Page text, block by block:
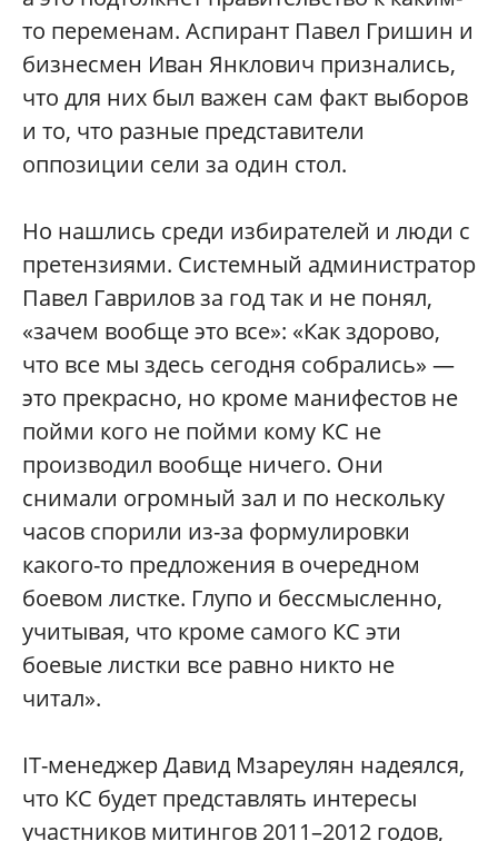
то переменам. Аспирант Павел Гришин и
бизнесмен Иван Янклович признались,
что для них был важен сам факт выборов
и то, что разные представители
оппозиции сели за один стол.
Но нашлись среди избирателей и люди с
претензиями. Системный администратор
Павел Гаврилов за год так и не понял,
«зачем вообще это все»: «Как здорово,
что все мы здесь сегодня собрались» —
это прекрасно, но кроме манифестов не
пойми кого не пойми кому КС не
производил вообще ничего. Они
снимали огромный зал и по нескольку
часов спорили из-за формулировки
какого-то предложения в очередном
боевом листке. Глупо и бессмысленно,
учитывая, что кроме самого КС эти
боевые листки все равно никто не
читал».
IT-менеджер Давид Мзареулян надеялся,
что КС будет представлять интересы
участников митингов 2011–2012 годов,